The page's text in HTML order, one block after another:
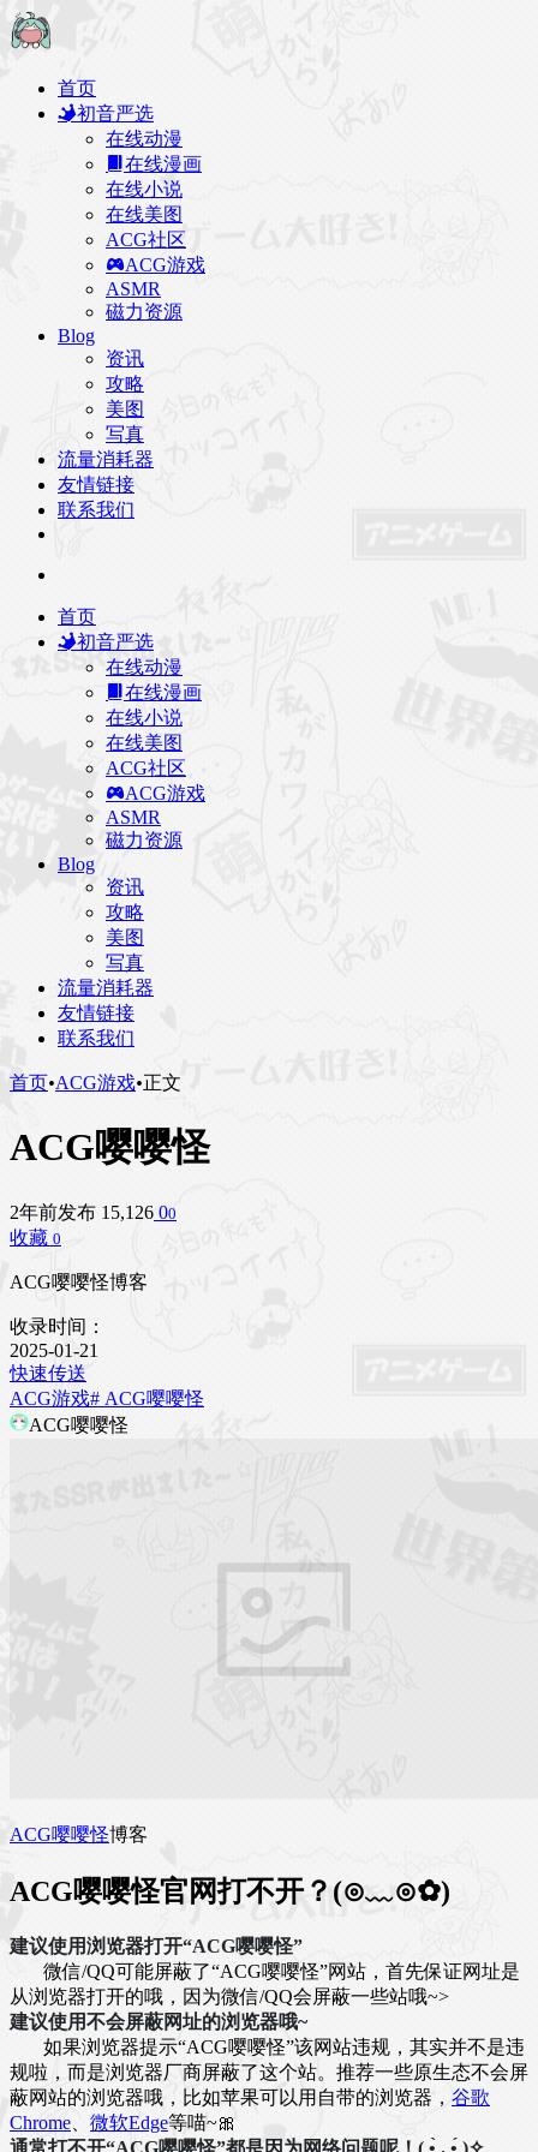
首页
初音严选
在线动漫
在线漫画
在线小说
在线美图
ACG社区
ACG游戏
ASMR
磁力资源
Blog
资讯
攻略
美图
写真
流量消耗器
友情链接
联系我们
首页
初音严选
在线动漫
在线漫画
在线小说
在线美图
ACG社区
ACG游戏
ASMR
磁力资源
Blog
资讯
攻略
美图
写真
流量消耗器
友情链接
联系我们
首页•ACG游戏•正文
ACG嘤嘤怪
2年前发布 15,126 00
收藏 0
ACG嘤嘤怪博客
收录时间：
2025-01-21
快速传送
ACG游戏# ACG嘤嘤怪
ACG嘤嘤怪
ACG嘤嘤怪博客
ACG嘤嘤怪官网打不开？(⊙﹏⊙✿)
建议使用浏览器打开“ACG嘤嘤怪”
微信/QQ可能屏蔽了“ACG嘤嘤怪”网站，首先保证网址是
从浏览器打开的哦，因为微信/QQ会屏蔽一些站哦~>
建议使用不会屏蔽网址的浏览器哦~
如果浏览器提示“ACG嘤嘤怪”该网站违规，其实并不是违
规啦，而是浏览器厂商屏蔽了这个站。推荐一些原生态不会屏
蔽网站的浏览器哦，比如苹果可以用自带的浏览器， 谷歌
Chrome
微软Edge等喵~🎀
通常打不开“ACG嘤嘤怪”都是因为网络问题呢！( •̀ .̫ •́ )✧